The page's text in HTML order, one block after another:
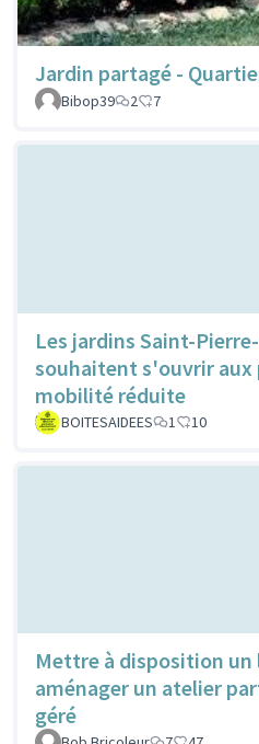
Jardin partagé -
Bibop39
2 7
Les jardins Saint-
souhaitent s'ouvrir aux
mobilité réduite
BOITESAIDEES 1 10
Mettre à disposition un
aménager un atelier
géré